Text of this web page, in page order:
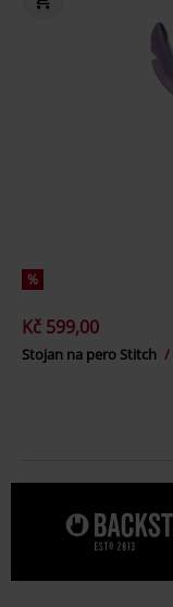
%
Kč 599,00
Stojan na pero Stitch